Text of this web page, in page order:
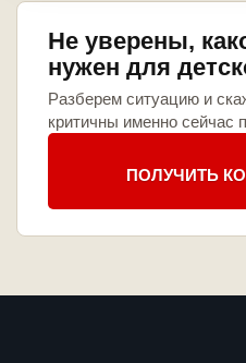
Не уверены,
нужен для
Разберем ситуацию и
критичны именно сейчас
ПОЛУЧИТЬ